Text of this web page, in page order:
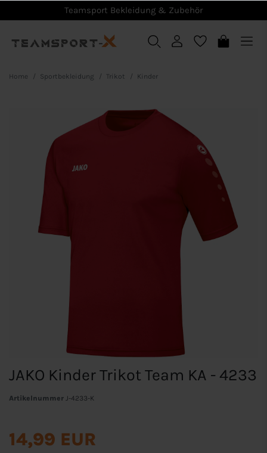
Teamsport Bekleidung & Zubehör
Home Sportbekleidung Trikot Kinder
JAKO Kinder Trikot Team KA - 4233
Artikelnummer J-4233-K
14,99 EUR